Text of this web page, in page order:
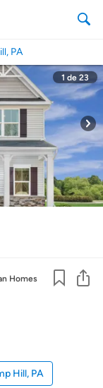
PA
1 de 23
Homes
Hill, PA